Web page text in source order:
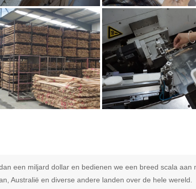
een miljard dollar en bedienen we een breed scala
Australië en diverse andere landen over de hele wereld.